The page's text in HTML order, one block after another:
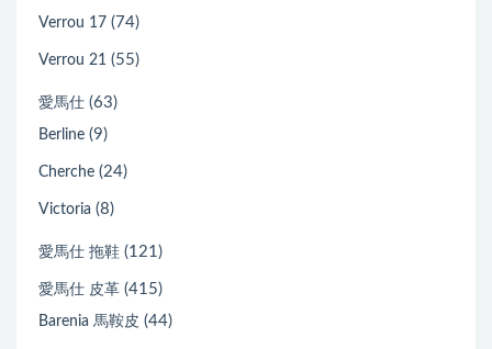
Verrou 17 (74)
Verrou 21 (55)
愛馬仕 (63)
Berline (9)
Cherche (24)
Victoria (8)
愛馬仕 拖鞋 (121)
愛馬仕 皮革 (415)
Barenia 馬鞍皮 (44)